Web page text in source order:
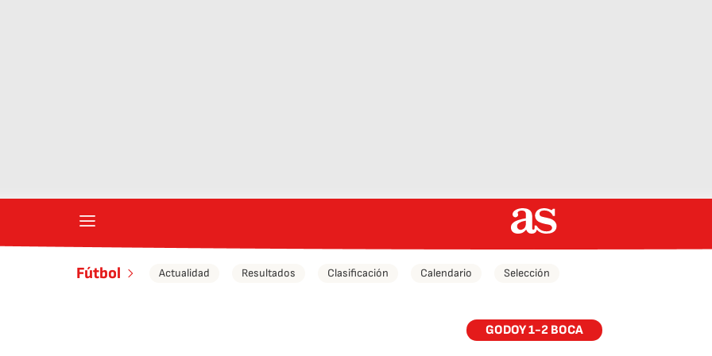
Fútbol Actualidad Resultados Clasificación Calendario Selección
GODOY 1-2 BOCA